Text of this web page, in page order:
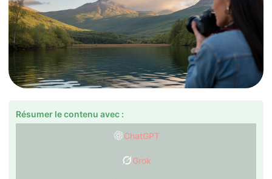
Résumer le contenu avec :
ChatGPT
Grok